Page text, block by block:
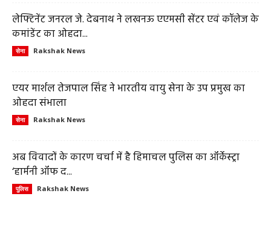
लेफ्टिनेंट जनरल जे. देबनाथ ने लखनऊ एएमसी सेंटर एवं कॉलेज के
कमांडेंट का ओहदा...
सेना Rakshak News
एयर मार्शल तेजपाल सिंह ने भारतीय वायु सेना के उप प्रमुख का
ओहदा संभाला
सेना Rakshak News
अब विवादों के कारण चर्चा में है हिमाचल पुलिस का ऑर्केस्ट्रा
‘हार्मनी ऑफ द...
पुलिस Rakshak News